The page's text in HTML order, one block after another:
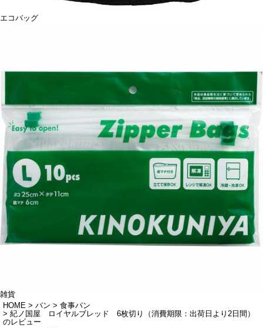
エコバッグ
雑貨
HOME
パン
食事パン
紀ノ国屋 ロイヤルブレッド 6枚切り（消費期限：出荷日より2日間）
のレビュー